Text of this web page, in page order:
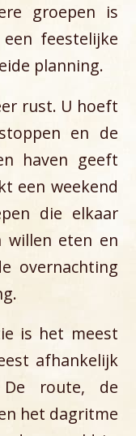
groepen is
feestelijke
planning.
rust. U hoeft
en de
haven geeft
een weekend
die elkaar
willen eten en
overnachting
is het meest
afhankelijk
De route, de
het dagritme